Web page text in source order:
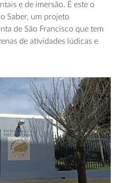
e de imersão. É este o
Saber, um projeto
de São Francisco que tem
de atividades lúdicas e